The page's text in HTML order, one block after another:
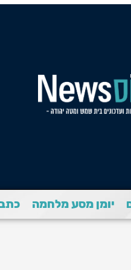
יומן מסע מלחמה